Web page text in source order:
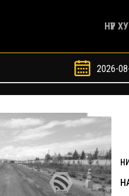
НҮҮР
2026-